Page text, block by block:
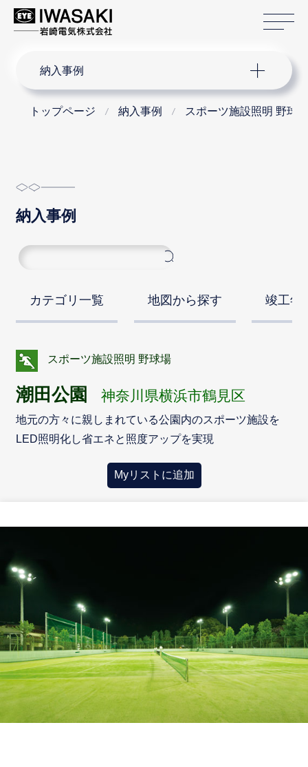
納入事例
トップページ 納入事例 スポーツ施設照明 野球
納入事例
カテゴリ一覧 地図から探す 竣工年
スポーツ施設照明 野球場
潮田公園 神奈川県横浜市鶴見区
地元の方々に親しまれている公園内のスポーツ施設を
LED照明化し省エネと照度アップを実現
Myリストに追加